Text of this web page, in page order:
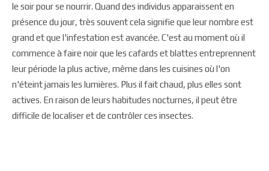
le soir pour se nourrir. Quand des individus apparaissent en
présence du jour, très souvent cela signifie que leur nombre est
grand et que l'infestation est avancée. C'est au moment où il
commence à faire noir que les cafards et blattes entreprennent
leur période la plus active, même dans les cuisines où l'on
n'éteint jamais les lumières. Plus il fait chaud, plus elles sont
actives. En raison de leurs habitudes nocturnes, il peut être
difficile de localiser et de contrôler ces insectes.